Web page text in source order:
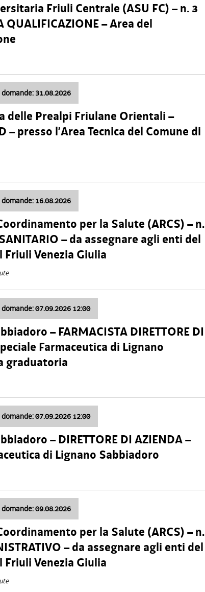
Friuli Centrale (ASU FC) – n. 3
QUALIFICAZIONE – Area del
31.08.2026
delle Prealpi Friulane Orientali –
– presso l’Area Tecnica del Comune di
16.08.2026
per la Salute (ARCS) – n.
– da assegnare agli enti del
Venezia Giulia
07.09.2026 12:00
– FARMACISTA DIRETTORE DI
Farmaceutica di Lignano
graduatoria
07.09.2026 12:00
– DIRETTORE DI AZIENDA –
di Lignano Sabbiadoro
09.08.2026
per la Salute (ARCS) – n.
– da assegnare agli enti del
Venezia Giulia